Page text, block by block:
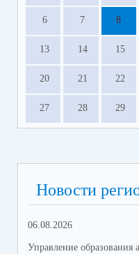
6 7 8
13 14 15
20 21 22
27 28 29
Новости
06.08.2026
Управление